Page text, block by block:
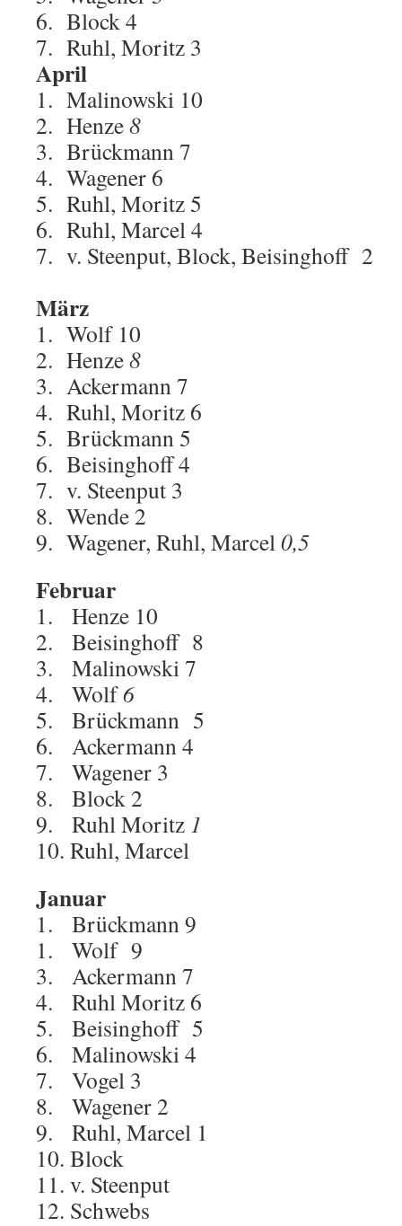
6. Block 4
7. Ruhl, Moritz 3
April
1. Malinowski 10
2. Henze8
3. Brückmann 7
4. Wagener 6
5. Ruhl, Moritz 5
6. Ruhl, Marcel 4
7. v. Steenput, Block, Beisinghoff 2
März
1. Wolf 10
2. Henze8
3. Ackermann 7
4. Ruhl, Moritz 6
5. Brückmann 5
6. Beisinghoff 4
7. v. Steenput 3
8. Wende 2
9. Wagener, Ruhl, Marcel0,5
Februar
1. Henze 10
2. Beisinghoff 8
3. Malinowski 7
4. Wolf6
5. Brückmann 5
6. Ackermann 4
7. Wagener 3
8. Block 2
9. Ruhl Moritz 1
10. Ruhl, Marcel
Januar
1. Brückmann 9
1. Wolf 9
3. Ackermann 7
4. Ruhl Moritz 6
5. Beisinghoff 5
6. Malinowski 4
7. Vogel 3
8. Wagener 2
9. Ruhl, Marcel 1
10. Block
11. v. Steenput
12. Schwebs